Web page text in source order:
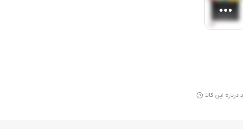
درباره این کالا